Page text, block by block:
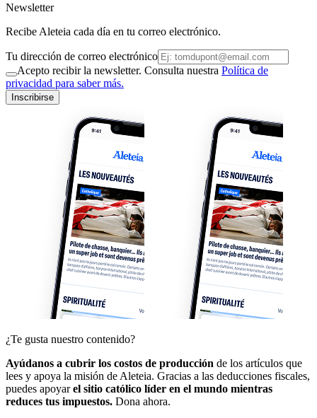
Newsletter
Recibe Aleteia cada día en tu correo electrónico.
Tu dirección de correo electrónico
Acepto recibir la newsletter. Consulta nuestra Política de
privacidad para saber más.
Inscribirse
¿Te gusta nuestro contenido?
Ayúdanos a cubrir los costos de producción de los artículos que
lees y apoya la misión de Aleteia. Gracias a las deducciones fiscales,
puedes apoyarel sitio católico líder en el mundo mientras
reduces tus impuestos. Dona ahora.